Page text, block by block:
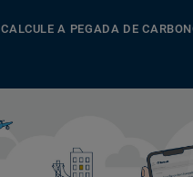
CALCULE A PEGADA DE